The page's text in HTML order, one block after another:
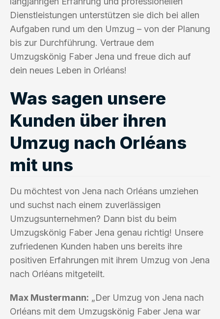
Dienstleistungen unterstützen sie dich bei allen
Aufgaben rund um den Umzug – von der Planung
bis zur Durchführung. Vertraue dem
Umzugskönig Faber Jena und freue dich auf
dein neues Leben in Orléans!
Was sagen unsere
Kunden über ihren
Umzug nach Orléans
mit uns
Du möchtest von Jena nach Orléans umziehen
und suchst nach einem zuverlässigen
Umzugsunternehmen? Dann bist du beim
Umzugskönig Faber Jena genau richtig! Unsere
zufriedenen Kunden haben uns bereits ihre
positiven Erfahrungen mit ihrem Umzug von Jena
nach Orléans mitgeteilt.
Max Mustermann: „Der Umzug von Jena nach
Orléans mit dem Umzugskönig Faber Jena war